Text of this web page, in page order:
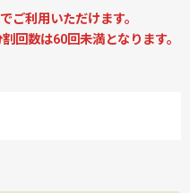
ご利用いただけます。
回数は60回未満となります。